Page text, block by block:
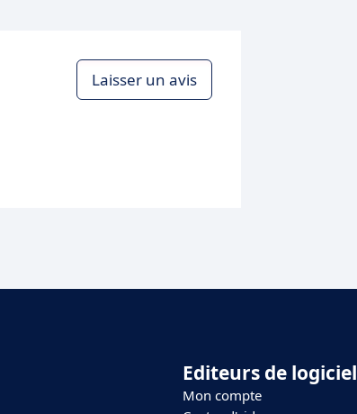
Laisser un avis
Editeurs de logiciel
Mon compte